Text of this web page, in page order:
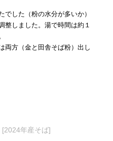
した（粉の水分が多いか）
整しました。湯で時間は約１
両方（金と田舎そば粉）出し
年産そば]